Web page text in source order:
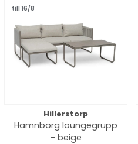
till 16/8
Hillerstorp
Hamnborg loungegrupp
- beige